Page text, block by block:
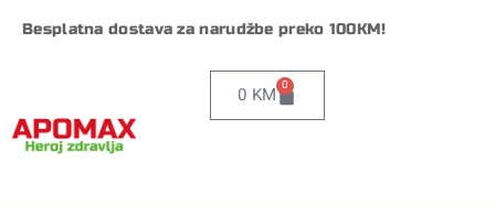
Besplatna dostava za narudžbe preko 100KM!
0 KM 0